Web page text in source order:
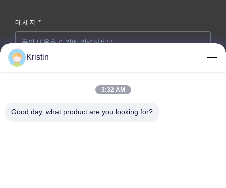
메세지 *
지금 제출
Kristin
3:32 AM
Good day, what product are you looking for?